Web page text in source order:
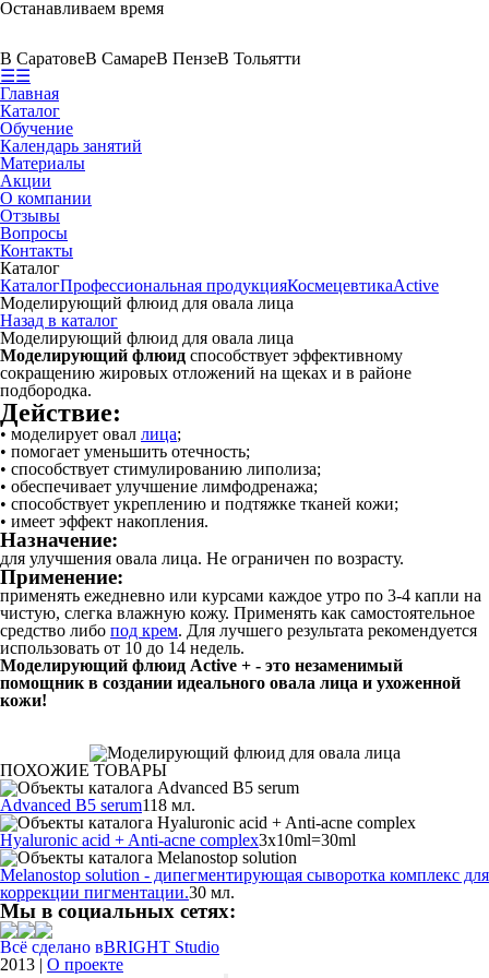
Останавливаем время
В СаратовеВ СамареВ ПензеВ Тольятти
☰☰
Главная
Каталог
Обучение
Календарь занятий
Материалы
Акции
О компании
Отзывы
Вопросы
Контакты
Каталог
КаталогПрофессиональная продукцияКосмецевтикаActive
Моделирующий флюид для овала лица
Назад в каталог
Моделирующий флюид для овала лица
Моделирующий флюид способствует эффективному
сокращению жировых отложений на щеках и в районе
подбородка.
Действие:
• моделирует овал лица;
• помогает уменьшить отечность;
• способствует стимулированию липолиза;
• обеспечивает улучшение лимфодренажа;
• способствует укреплению и подтяжке тканей кожи;
• имеет эффект накопления.
Назначение:
для улучшения овала лица. Не ограничен по возрасту.
Применение:
применять ежедневно или курсами каждое утро по 3-4 капли на
чистую, слегка влажную кожу. Применять как самостоятельное
средство либо под крем. Для лучшего результата рекомендуется
использовать от 10 до 14 недель.
Моделирующий флюид Active + - это незаменимый
помощник в создании идеального овала лица и ухоженной
кожи!
ПОХОЖИЕ ТОВАРЫ
Advanced B5 serum118 мл.
Hyaluronic acid + Anti-acne complex3x10ml=30ml
Melanostop solution - дипегментирующая сыворотка комплекс для
коррекции пигментации.30 мл.
Мы в социальных сетях:
Всё сделано вBRIGHT Studio
2013 | О проекте